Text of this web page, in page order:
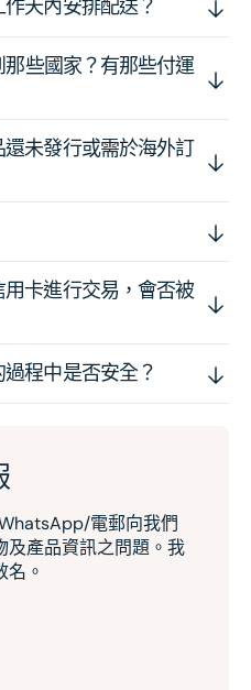
天內安排配送？
些國家？有那些付運
未發行或需於海外訂
卡進行交易，會否被
程中是否安全？
電郵向我們
及產品資訊之問題。我
。